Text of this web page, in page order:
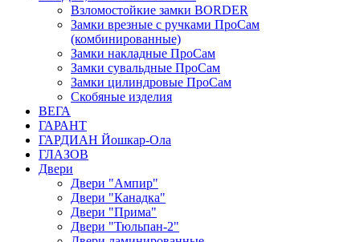
Взломостойкие замки BORDER
Замки врезные с ручками ПроСам
(комбинированные)
Замки накладные ПроСам
Замки сувальдные ПроСам
Замки цилиндровые ПроСам
Скобяные изделия
ВЕГА
ГАРАНТ
ГАРДИАН Йошкар-Ола
ГЛАЗОВ
Двери
Двери "Ампир"
Двери "Канадка"
Двери "Прима"
Двери "Тюльпан-2"